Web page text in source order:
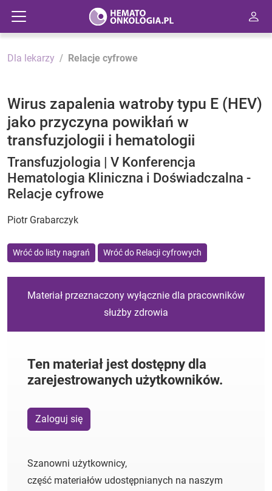
Dla lekarzy Relacje cyfrowe
Wirus zapalenia watroby typu E (HEV)
jako przyczyna powikłań w
transfuzjologii i hematologii
Transfuzjologia | V Konferencja
Hematologia Kliniczna i Doświadczalna -
Relacje cyfrowe
Piotr Grabarczyk
Wróć do listy nagrań Wróć do Relacji cyfrowych
Materiał przeznaczony wyłącznie dla pracowników
służby zdrowia
Ten materiał jest dostępny dla
zarejestrowanych użytkowników.
Zaloguj się
Szanowni użytkownicy,
część materiałów udostępnianych na naszym